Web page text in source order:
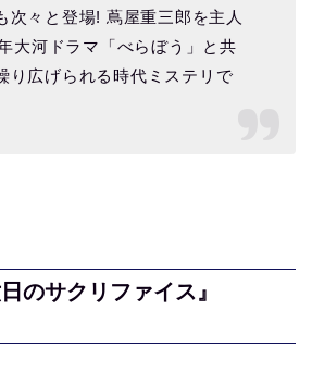
次々と登場! 蔦屋重三郎を主人
大河ドラマ「べらぼう」と共
り広げられる時代ミステリで
のサクリファイス』